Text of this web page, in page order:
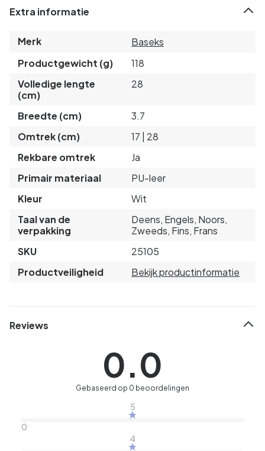
Extra informatie
Merk
Baseks
Productgewicht (g)
118
Volledige lengte
(cm)
28
Breedte (cm)
3.7
Omtrek (cm)
17 | 28
Rekbare omtrek
Ja
Primair materiaal
PU-leer
Kleur
Wit
Taal van de
verpakking
Deens, Engels, Noors,
Zweeds, Fins, Frans
SKU
25105
Productveiligheid
Bekijk productinformatie
Reviews
0.0
Gebaseerd op 0 beoordelingen
5
0
4